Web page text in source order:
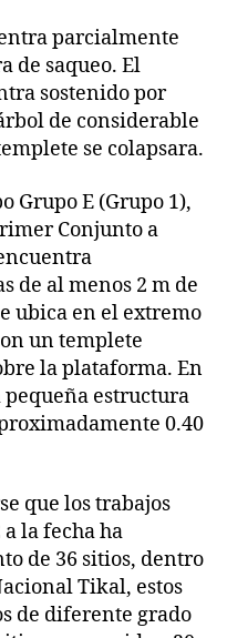
parcialmente
de saqueo. El
sostenido por
de considerable
se colapsara.
Grupo E (Grupo 1),
Conjunto a
de al menos 2 m de
ubica en el extremo
un templete
la plataforma. En
estructura
0.40
que los trabajos
la fecha ha
de 36 sitios, dentro
Tikal, estos
de diferente grado